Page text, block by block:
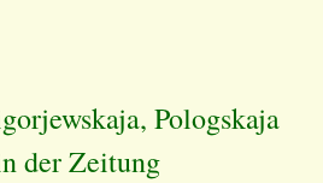
Pologskaja
der Zeitung